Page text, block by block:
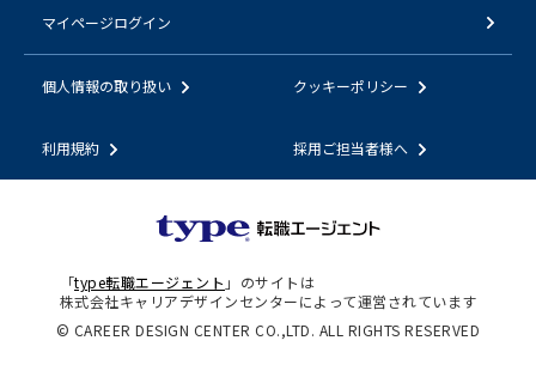
マイページログイン
個人情報の取り扱い クッキーポリシー
利用規約 採用ご担当者様へ
「type転職エージェント 」のサイトは
株式会社キャリアデザインセンターによって運営されています
© CAREER DESIGN CENTER CO.,LTD. ALL RIGHTS RESERVED